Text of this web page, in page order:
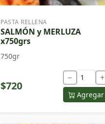
PASTA RELLENA
SALMÓN y MERLUZA
x750grs
750gr
$720
− +
Agregar